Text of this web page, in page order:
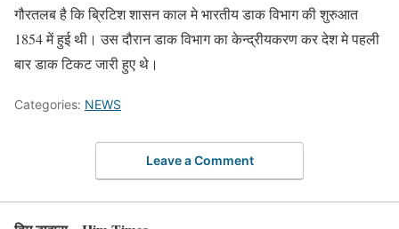
गौरतलब है कि ब्रिटिश शासन काल मे भारतीय डाक विभाग की शुरुआत
1854 में हुई थी। उस दौरान डाक विभाग का केन्द्रीयकरण कर देश मे पहली
बार डाक टिकट जारी हुए थे।
Categories: NEWS
Leave a Comment